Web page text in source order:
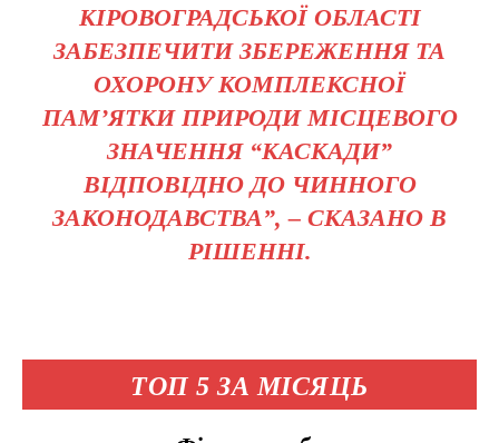
ТОП 5 ЗА МІСЯЦЬ
КІРОВОГРАДСЬКОЇ ОБЛАСТІ
ЗАБЕЗПЕЧИТИ ЗБЕРЕЖЕННЯ ТА
ОХОРОНУ КОМПЛЕКСНОЇ
ПАМ’ЯТКИ ПРИРОДИ МІСЦЕВОГО
ЗНАЧЕННЯ “КАСКАДИ”
ВІДПОВІДНО ДО ЧИННОГО
ЗАКОНОДАВСТВА”, – СКАЗАНО В
РІШЕННІ.